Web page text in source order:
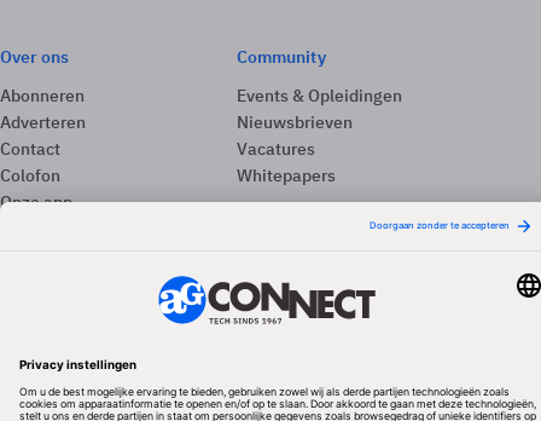
Over ons
Abonneren
Adverteren
Contact
Colofon
Onze app
Community
Events & Opleidingen
Nieuwsbrieven
Vacatures
Whitepapers
Redactionele partner